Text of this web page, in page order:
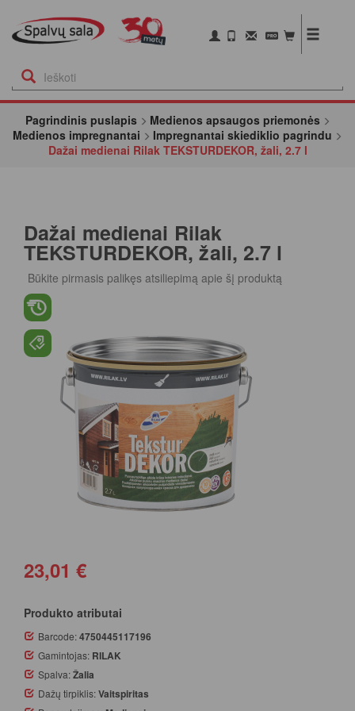
Pagrindinis puslapis
Medienos apsaugos priemonės
Medienos impregnantai
Impregnantai skiediklio pagrindu
Dažai medienai Rilak TEKSTURDEKOR, žali, 2.7 l
Dažai medienai Rilak
TEKSTURDEKOR, žali, 2.7 l
Būkite pirmasis palikęs atsiliepimą apie šį produktą
23,01 €
Produkto atributai
Barcode:4750445117196
Gamintojas: RILAK
Spalva:Žalia
Dažų tirpiklis:Vaitspiritas